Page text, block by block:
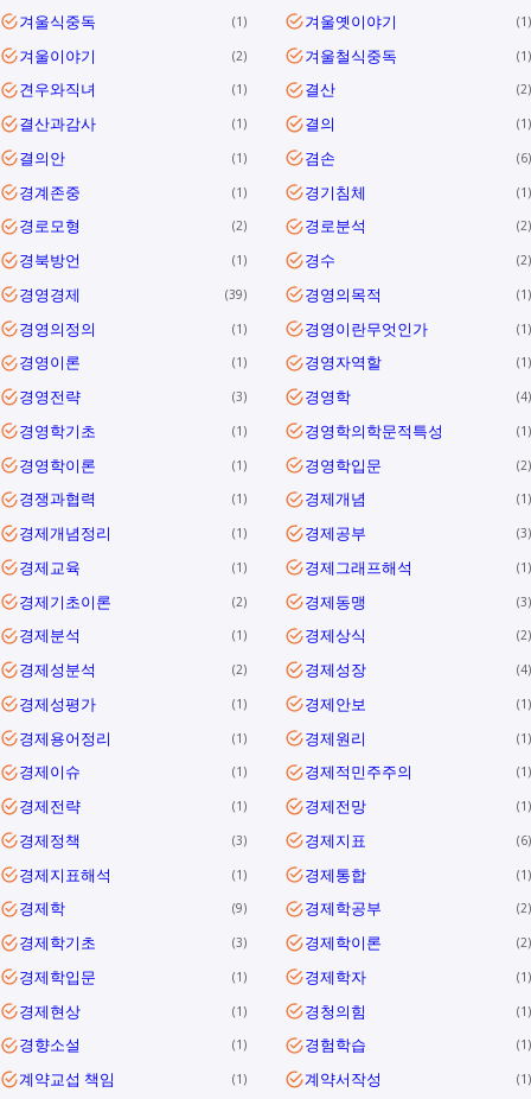
겨울식중독 1 겨울옛이야기 1
겨울이야기 2 겨울철식중독 1
견우와직녀 1 결산 2
결산과감사 1 결의 1
결의안 1 겸손 6
경계존중 1 경기침체 1
경로모형 2 경로분석 2
경북방언 1 경수 2
경영경제 39 경영의목적 1
경영의정의 1 경영이란무엇인가 1
경영이론 1 경영자역할 1
경영전략 3 경영학 4
경영학기초 1 경영학의학문적특성 1
경영학이론 1 경영학입문 2
경쟁과협력 1 경제개념 1
경제개념정리 1 경제공부 3
경제교육 1 경제그래프해석 1
경제기초이론 2 경제동맹 3
경제분석 1 경제상식 2
경제성분석 2 경제성장 4
경제성평가 1 경제안보 1
경제용어정리 1 경제원리 1
경제이슈 1 경제적민주주의 1
경제전략 1 경제전망 1
경제정책 3 경제지표 6
경제지표해석 1 경제통합 1
경제학 9 경제학공부 2
경제학기초 3 경제학이론 2
경제학입문 1 경제학자 1
경제현상 1 경청의힘 1
경향소설 1 경험학습 1
계약교섭 책임 1 계약서작성 1